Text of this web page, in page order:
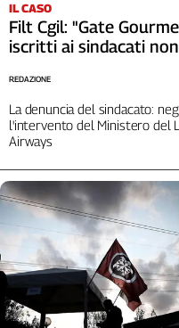
Social
IL CASO
Filt Cgil: "Gate
iscritti ai sindacati
La denuncia del sindacato:
l'intervento del Ministero del
Airways
REDAZIONE